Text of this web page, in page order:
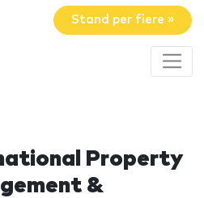
Stand per fiere »
Property
&